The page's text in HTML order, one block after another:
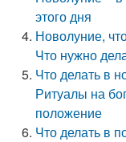
этого дня
Новолуние,
Что нужно
Что делать в
Ритуалы на
положение
Что делать в